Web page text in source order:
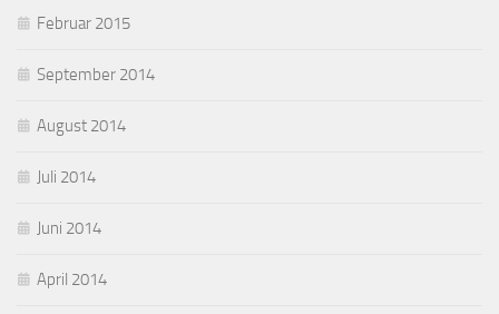
Februar 2015
September 2014
August 2014
Juli 2014
Juni 2014
April 2014